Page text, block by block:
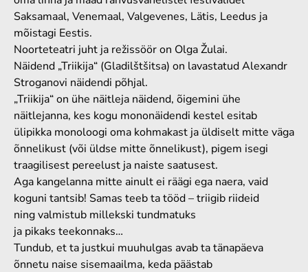
Saksamaal, Venemaal, Valgevenes, Lätis, Leedus ja
mõistagi Eestis.
Noorteteatri juht ja režissööron OlgaŽulai.
Näidend „Triikija“ (Gladilštšitsa) on lavastatudAlexandr
Stroganovi näidendi põhjal.
„Triikija“ on ühe näitleja näidend, õigemini ühe
näitlejanna, kes kogu mononäidendi kestel esitab
ülipikka monoloogi oma kohmakast ja üldiselt mitte väga
õnnelikust (või üldse mitte õnnelikust), pigem isegi
traagilisest pereelust ja naiste saatusest.
Aga kangelanna mitte ainultei räägi ega naera, vaid
koguni tantsib! Samas teeb ta tööd – triigib riideid
ningvalmistub millekski tundmatuks
ja pikaks teekonnaks…
Tundub, et ta justkui muuhulgas avab ta tänapäeva
õnnetu naise sisemaailma, keda päästab